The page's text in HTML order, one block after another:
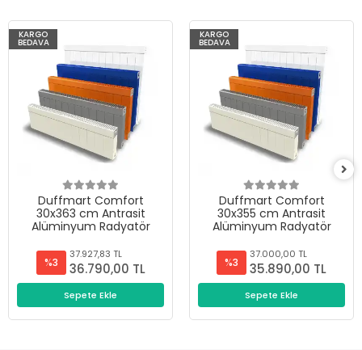
KARGO
BEDAVA
Duffmart Comfort
30x363 cm Antrasit
Alüminyum Radyatör
%3
37.927,83 TL
36.790,00 TL
Sepete Ekle
KARGO
BEDAVA
Duffmart Comfort
30x355 cm Antrasit
Alüminyum Radyatör
%3
37.000,00 TL
35.890,00 TL
Sepete Ekle